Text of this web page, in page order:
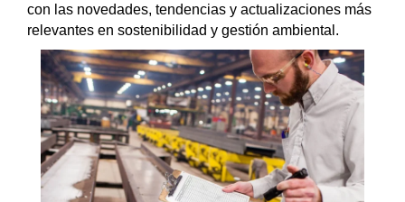
con las novedades, tendencias y actualizaciones más
relevantes en sostenibilidad y gestión ambiental.